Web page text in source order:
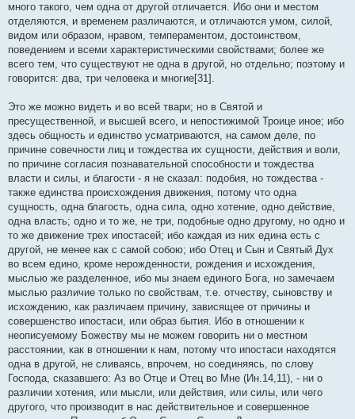
много такого, чем одна от другой отличается. Ибо они и местом
отделяются, и временем различаются, и отличаются умом, силой,
видом или образом, нравом, темпераментом, достоинством,
поведением и всеми характеристическими свойствами; более же
всего тем, что существуют не одна в другой, но отдельно; поэтому и
говорится: два, три человека и многие[31].
Это же можно видеть и во всей твари; но в Святой и
пресущественной, и высшей всего, и непостижимой Троице иное; ибо
здесь общность и единство усматриваются, на самом деле, по
причине совечности лиц и тождества их сущности, действия и воли,
по причине согласия познавательной способности и тождества
власти и силы, и благости - я не сказал: подобия, но тождества -
также единства происхождения движения, потому что одна
сущность, одна благость, одна сила, одно хотение, одно действие,
одна власть; одно и то же, не три, подобные одно другому, но одно и
то же движение трех ипостасей; ибо каждая из них едина есть с
другой, не менее как с самой собою; ибо Отец и Сын и Святый Дух
во всем едино, кроме нерожденности, рождения и исхождения,
мыслью же разделенное, ибо мы знаем единого Бога, но замечаем
мыслью различие только по свойствам, т.е. отчеству, сыновству и
исхождению, как различаем причину, зависящее от причины и
совершенство ипостаси, или образ бытия. Ибо в отношении к
неописуемому Божеству мы не можем говорить ни о местном
расстоянии, как в отношении к нам, потому что ипостаси находятся
одна в другой, не сливаясь, впрочем, но соединяясь, по слову
Господа, сказавшего: Аз во Отце и Отец во Мне (Ин.14,11), - ни о
различии хотения, или мысли, или действия, или силы, или чего
другого, что производит в нас действительное и совершенное